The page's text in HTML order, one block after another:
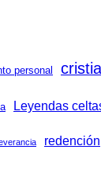
personal
Leyendas
redención